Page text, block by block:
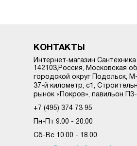
КОНТАКТЫ
Интернет-магазин Сантехника
142103, Россия, Московская
городской округ Подольск,
37-й километр, с1 ,
рынок «Покров», павильон
+7 (495) 374 73 95
Пн-Пт 9.00 - 20.00
Сб-Вс 10.00 - 18.00